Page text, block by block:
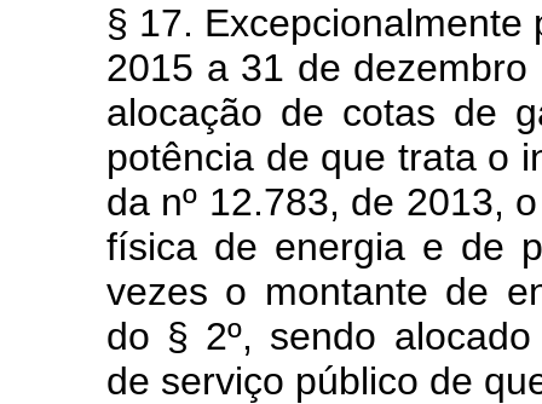
§ 17.
2015 a 31 de
alocação de cotas de
potência de que trata o
da nº 12.783, de 2013,
física de energia e de
vezes o montante de
do § 2º, sendo
de serviço público de